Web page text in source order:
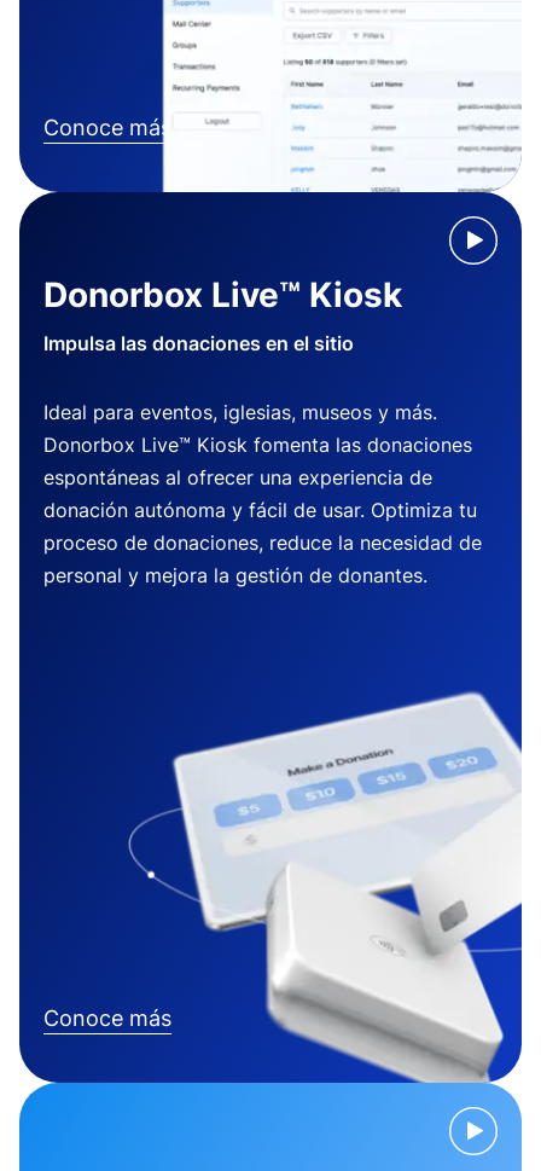
Conoce más
Donorbox Live™ Kiosk
Impulsa las donaciones en el sitio
Ideal para eventos, iglesias, museos y más.
Donorbox Live™ Kiosk fomenta las donaciones
espontáneas al ofrecer una experiencia de
donación autónoma y fácil de usar. Optimiza tu
proceso de donaciones, reduce la necesidad de
personal y mejora la gestión de donantes.
Conoce más